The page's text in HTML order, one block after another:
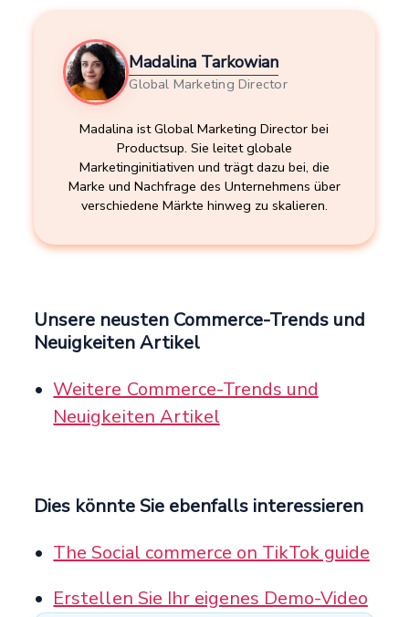
Madalina Tarkowian
Global Marketing Director
Madalina ist Global Marketing Director bei
Productsup. Sie leitet globale
Marketinginitiativen und trägt dazu bei, die
Marke und Nachfrage des Unternehmens über
verschiedene Märkte hinweg zu skalieren.
Unsere neusten Commerce-Trends und
Neuigkeiten Artikel
Weitere Commerce-Trends und
Neuigkeiten Artikel
Dies könnte Sie ebenfalls interessieren
The Social commerce on TikTok guide
Erstellen Sie Ihr eigenes Demo-Video